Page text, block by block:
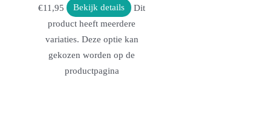
€11,95 Bekijk details
Dit
product heeft meerdere
variaties. Deze optie kan
gekozen worden op de
productpagina